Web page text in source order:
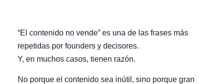
“El contenido no vende” es una de las frases más
repetidas por founders y decisores.
Y, en muchos casos, tienen razón.
No porque el contenido sea inútil, sino porque gran